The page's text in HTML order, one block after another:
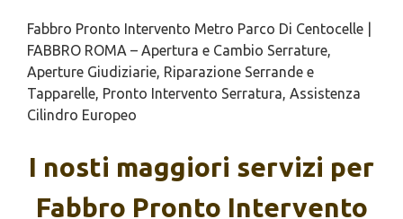
Fabbro Pronto Intervento Metro Parco Di Centocelle |
FABBRO ROMA – Apertura e Cambio Serrature,
Aperture Giudiziarie, Riparazione Serrande e
Tapparelle, Pronto Intervento Serratura, Assistenza
Cilindro Europeo
I nosti maggiori servizi per
Fabbro Pronto Intervento